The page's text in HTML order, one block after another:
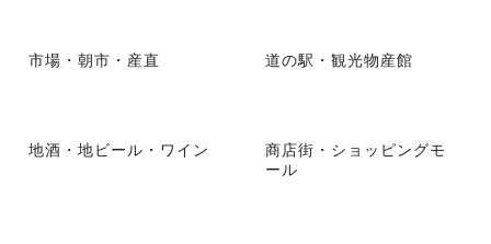
市場・朝市・産直 道の駅・観光物産館
地酒・地ビール・ワイン
商店街・ショッピングモ
ール